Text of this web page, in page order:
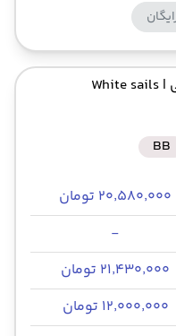
| White sails
BB
۲۰٬۵۸۰٬۰۰۰ تومان
-
۲۱٬۴۳۰٬۰۰۰ تومان
۱۲٬۰۰۰٬۰۰۰ تومان